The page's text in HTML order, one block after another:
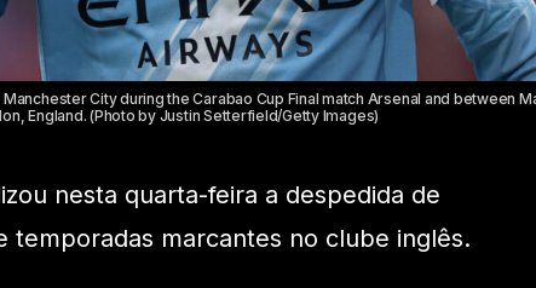
City during the Carabao Cup Final match Arsenal and between
England. (Photo by Justin Setterfield/Getty Images)
nesta quarta-feira a despedida de
temporadas marcantes no clube inglês.